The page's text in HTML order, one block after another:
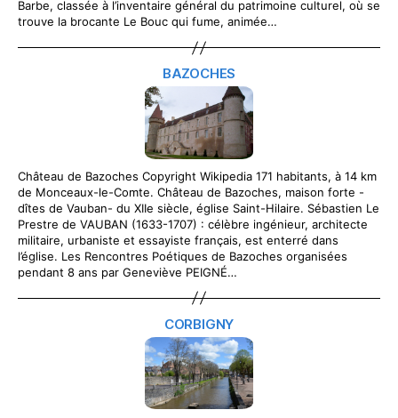
Barbe, classée à l’inventaire général du patrimoine culturel, où se
trouve la brocante Le Bouc qui fume, animée…
BAZOCHES
Château de Bazoches Copyright Wikipedia 171 habitants, à 14 km
de Monceaux-le-Comte. Château de Bazoches, maison forte -
dîtes de Vauban- du XIIe siècle, église Saint-Hilaire. Sébastien Le
Prestre de VAUBAN (1633-1707) : célèbre ingénieur, architecte
militaire, urbaniste et essayiste français, est enterré dans
l’église. Les Rencontres Poétiques de Bazoches organisées
pendant 8 ans par Geneviève PEIGNÉ…
CORBIGNY